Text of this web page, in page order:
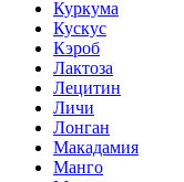
Куркума
Кускус
Кэроб
Лактоза
Лецитин
Личи
Лонган
Макадамия
Манго